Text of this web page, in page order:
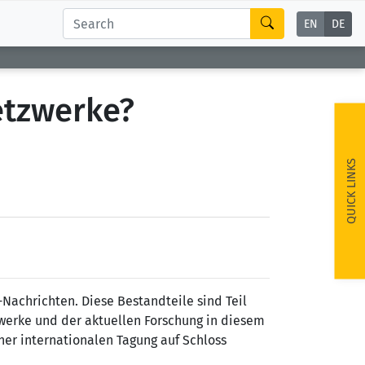
EN DE
QUICK LINKS
Diese Bestandteile sind Teil
und der aktuellen Forschung in diesem
internationalen Tagung auf Schloss